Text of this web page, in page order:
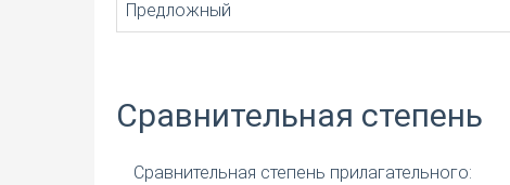
Предложный
Сравнительная степень
Сравнительная степень прилагательного: